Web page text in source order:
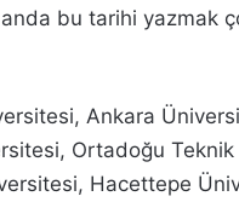
bu tarihi yazmak
Ankara
Ortadoğu
Hacettepe